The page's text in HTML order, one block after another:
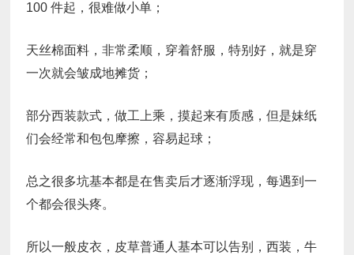
100 件起，很难做小单；
天丝棉面料，非常柔顺，穿着舒服，特别好，就是穿
一次就会皱成地摊货；
部分西装款式，做工上乘，摸起来有质感，但是妹纸
们会经常和包包摩擦，容易起球；
总之很多坑基本都是在售卖后才逐渐浮现，每遇到一
个都会很头疼。
所以一般皮衣，皮草普通人基本可以告别，西装，牛